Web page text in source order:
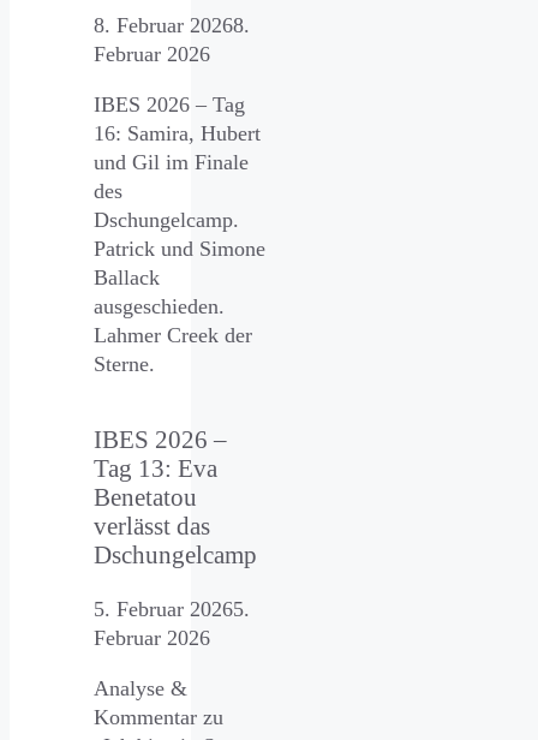
8. Februar 20268.
Februar 2026
IBES 2026 – Tag
16: Samira, Hubert
und Gil im Finale
des
Dschungelcamp.
Patrick und Simone
Ballack
ausgeschieden.
Lahmer Creek der
Sterne.
IBES 2026 –
Tag 13: Eva
Benetatou
verlässt das
Dschungelcamp
5. Februar 20265.
Februar 2026
Analyse &
Kommentar zu